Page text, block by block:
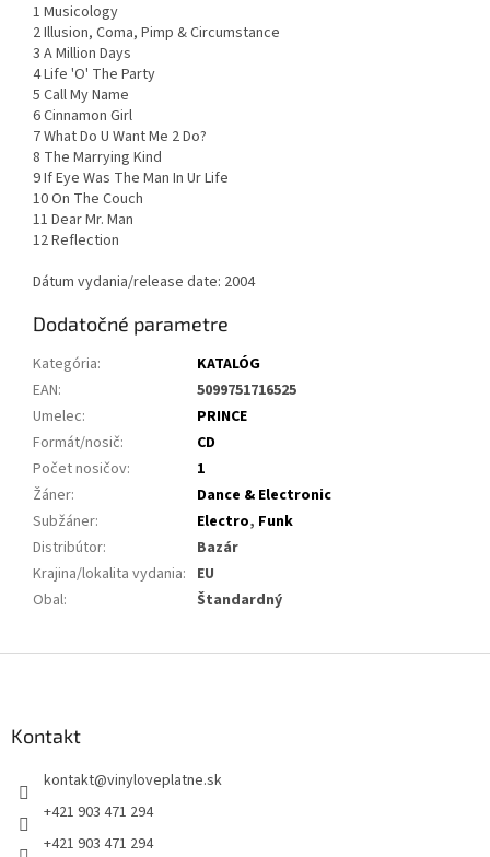
1 Musicology
2 Illusion, Coma, Pimp & Circumstance
3 A Million Days
4 Life 'O' The Party
5 Call My Name
6 Cinnamon Girl
7 What Do U Want Me 2 Do?
8 The Marrying Kind
9 If Eye Was The Man In Ur Life
10 On The Couch
11 Dear Mr. Man
12 Reflection
Dátum vydania/release date: 2004
Dodatočné parametre
Kategória:
KATALÓG
EAN:
5099751716525
Umelec:
PRINCE
Formát/nosič:
CD
Počet nosičov:
1
Žáner:
Dance & Electronic
Subžáner: Electro, Funk
Distribútor:
Bazár
Krajina/lokalita vydania: EU
Obal: Štandardný
Kontakt
kontakt@vinyloveplatne.sk
+421 903 471 294
+421 903 471 294